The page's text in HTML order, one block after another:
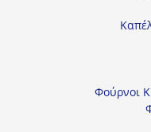
Φούρνοι